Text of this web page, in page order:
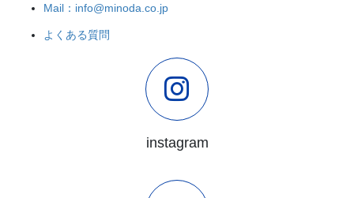
Mail：info@minoda.co.jp
よくある質問
instagram